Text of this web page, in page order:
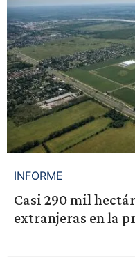
INFORME
Casi 290 mil
extranjeras en la